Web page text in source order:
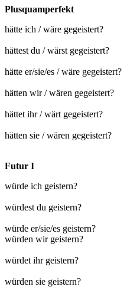
Plusquamperfekt
hätte ich / wäre gegeistert?
hättest du / wärst gegeistert?
hätte er/sie/es / wäre gegeistert?
hätten wir / wären gegeistert?
hättet ihr / wärt gegeistert?
hätten sie / wären gegeistert?
Futur I
würde ich geistern?
würdest du geistern?
würde er/sie/es geistern?
würden wir geistern?
würdet ihr geistern?
würden sie geistern?